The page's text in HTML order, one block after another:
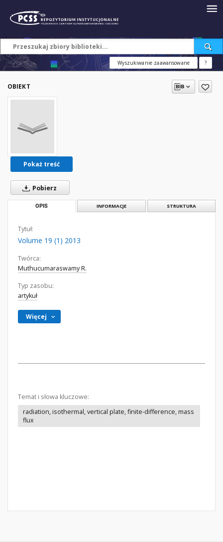
Wyszukiwanie zaawansowane ?
OBIEKT
Pokaż treść
Pobierz
OPIS INFORMACJE STRUKTURA
Tytuł:
Volume 19 (1) 2013
Twórca:
Muthucumaraswamy R.
Typ zasobu:
artykuł
Więcej
Temat i słowa kluczowe:
radiation, isothermal, vertical plate, finite-difference, mass
flux